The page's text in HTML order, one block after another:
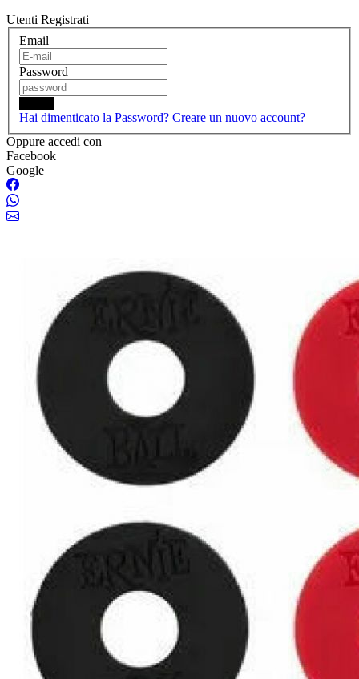
Utenti Registrati
Email
Password
Hai dimenticato la Password? Creare un nuovo account?
Oppure accedi con
Facebook
Google